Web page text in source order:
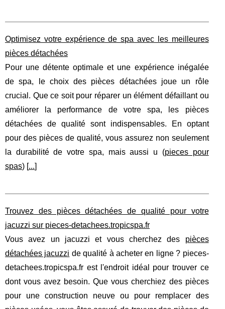
Optimisez votre expérience de spa avec les meilleures
pièces détachées
Pour une détente optimale et une expérience inégalée
de spa, le choix des pièces détachées joue un rôle
crucial. Que ce soit pour réparer un élément défaillant ou
améliorer la performance de votre spa, les pièces
détachées de qualité sont indispensables. En optant
pour des pièces de qualité, vous assurez non seulement
la durabilité de votre spa, mais aussi u (pieces pour
spas) [...]
Trouvez des pièces détachées de qualité pour votre
jacuzzi sur pieces-detachees.tropicspa.fr
Vous avez un jacuzzi et vous cherchez des pièces
détachées jacuzzi de qualité à acheter en ligne ? pieces-
detachees.tropicspa.fr est l'endroit idéal pour trouver ce
dont vous avez besoin. Que vous cherchiez des pièces
pour une construction neuve ou pour remplacer des